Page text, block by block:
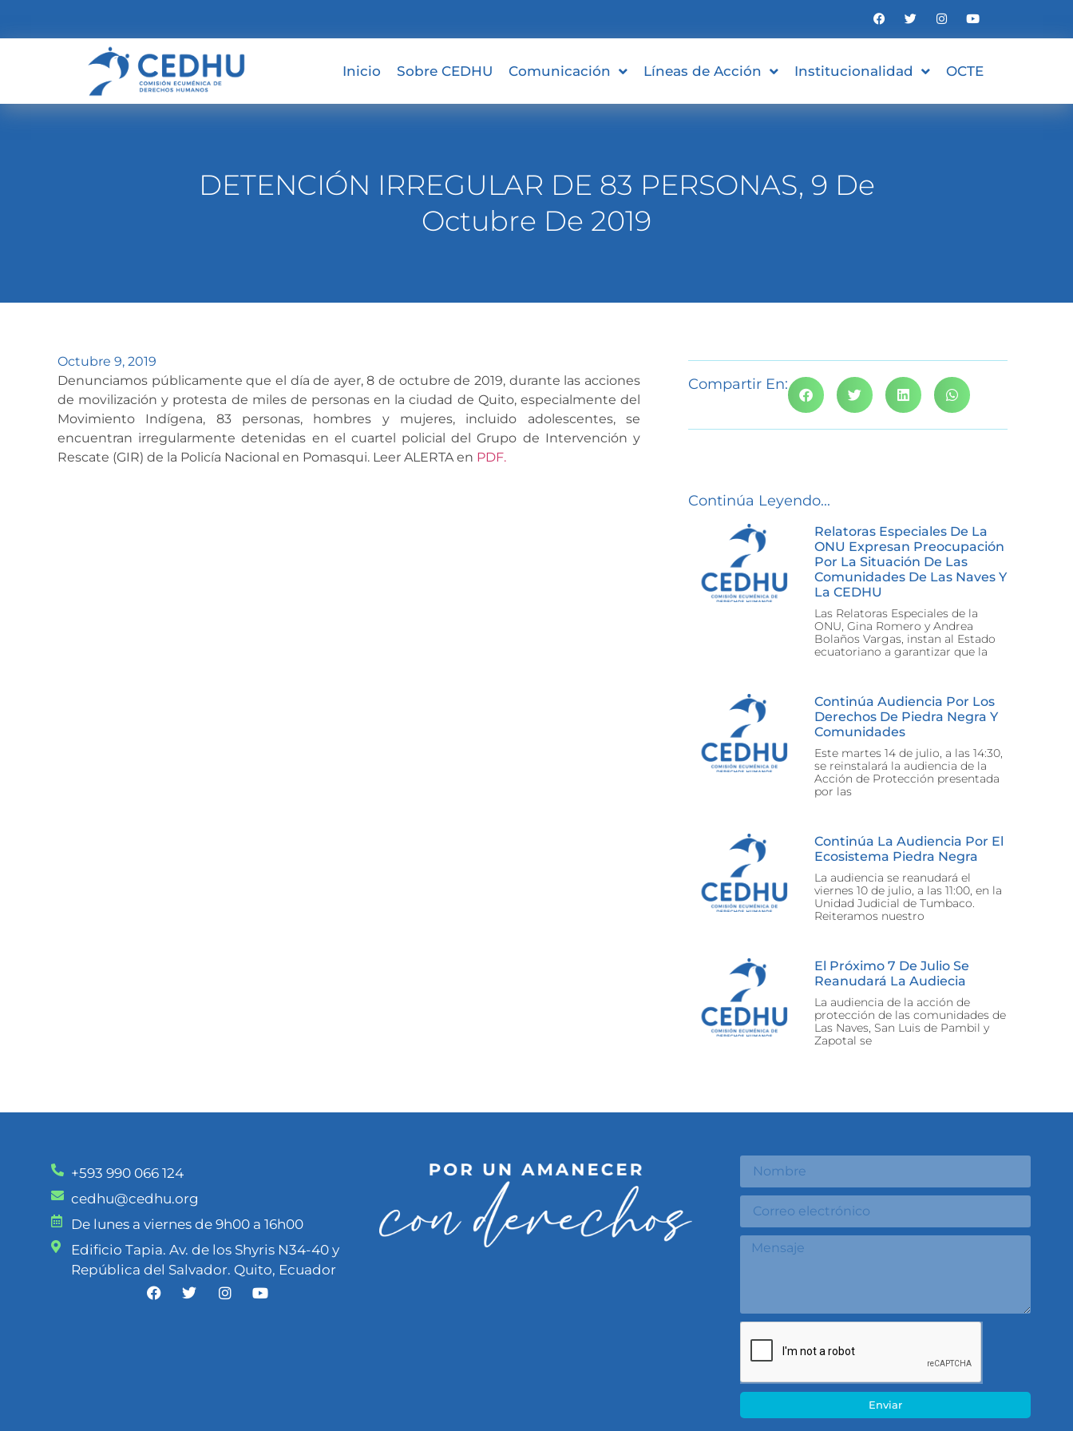
Inicio Sobre CEDHU Comunicación Líneas de Acción Institucionalidad OCTE
DETENCIÓN IRREGULAR DE 83 PERSONAS, 9 De
Octubre De 2019
Octubre 9, 2019
Denunciamos públicamente que el día de ayer, 8 de octubre de 2019, durante las acciones
de movilización y protesta de miles de personas en la ciudad de Quito, especialmente del
Movimiento Indígena, 83 personas, hombres y mujeres, incluido adolescentes, se
encuentran irregularmente detenidas en el cuartel policial del Grupo de Intervención y
Rescate (GIR) de la Policía Nacional en Pomasqui. Leer ALERTA en PDF.
Compartir En:
Continúa Leyendo...
Relatoras Especiales De La
ONU Expresan Preocupación
Por La Situación De Las
Comunidades De Las Naves Y
La CEDHU
Las Relatoras Especiales de la
ONU, Gina Romero y Andrea
Bolaños Vargas, instan al Estado
ecuatoriano a garantizar que la
Continúa Audiencia Por Los
Derechos De Piedra Negra Y
Comunidades
Este martes 14 de julio, a las 14:30,
se reinstalará la audiencia de la
Acción de Protección presentada
por las
Continúa La Audiencia Por El
Ecosistema Piedra Negra
La audiencia se reanudará el
viernes 10 de julio, a las 11:00, en la
Unidad Judicial de Tumbaco.
Reiteramos nuestro
El Próximo 7 De Julio Se
Reanudará La Audiecia
La audiencia de la acción de
protección de las comunidades de
Las Naves, San Luis de Pambil y
Zapotal se
+593 990 066 124
cedhu@cedhu.org
De lunes a viernes de 9h00 a 16h00
Edificio Tapia. Av. de los Shyris N34-40 y
República del Salvador. Quito, Ecuador
Enviar